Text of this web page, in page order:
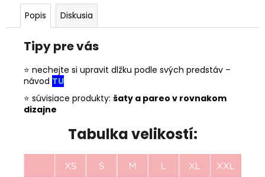
Popis Diskusia
Tipy pre vás
⭐ nechejte si upravit dlžku podle svých predstáv –
návod TU
⭐ súvisiace produkty: šaty a pareo v rovnakom
dizajne
Tabulka velikostí: